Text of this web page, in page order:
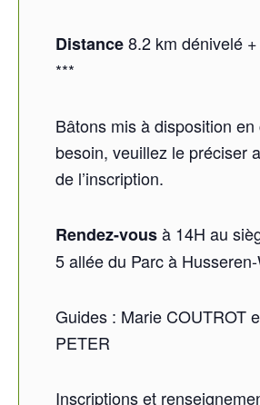
Distance8.2 km dénivelé
***
Bâtons mis à disposition en
besoin, veuillez le préciser
de l’inscription.
Rendez-vousà 14H au
5 allée du Parc à
Guides : Marie COUTROT
PETER
Inscriptions et